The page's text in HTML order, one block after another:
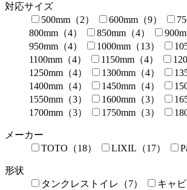
対応サイズ
500mm（2）
600mm（9）
800mm（4）
850mm（4）
950mm（4）
1000mm（13）
1100mm（4）
1150mm（4）
1250mm（4）
1300mm（4）
1400mm（4）
1450mm（4）
1550mm（3）
1600mm（3）
1700mm（3）
1750mm（3）
メーカー
TOTO（18）
LIXIL（17）
形状
タンクレストイレ（7）
キャ